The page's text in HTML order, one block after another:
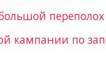
переполох
кампании по